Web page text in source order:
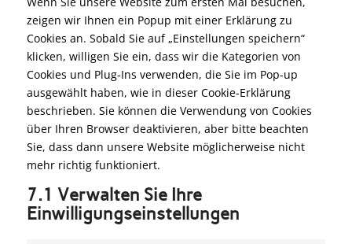
zeigen wir Ihnen ein Popup mit einer Erklärung zu
Cookies an. Sobald Sie auf „Einstellungen speichern“
klicken, willigen Sie ein, dass wir die Kategorien von
Cookies und Plug-Ins verwenden, die Sie im Pop-up
ausgewählt haben, wie in dieser Cookie-Erklärung
beschrieben. Sie können die Verwendung von Cookies
über Ihren Browser deaktivieren, aber bitte beachten
Sie, dass dann unsere Website möglicherweise nicht
mehr richtig funktioniert.
7.1 Verwalten Sie Ihre
Einwilligungseinstellungen